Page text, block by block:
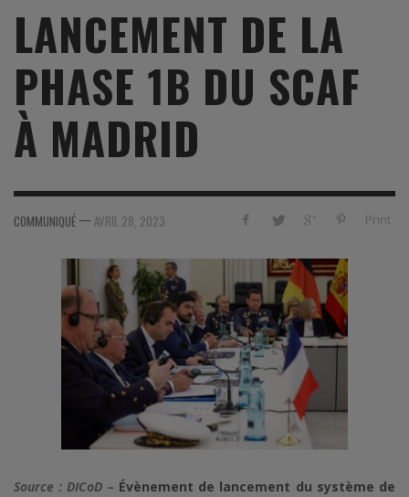
LANCEMENT DE LA
PHASE 1B DU SCAF
À MADRID
Print
COMMUNIQUÉ — AVRIL 28, 2023
Source : DICoD – Évènement de lancement du système de